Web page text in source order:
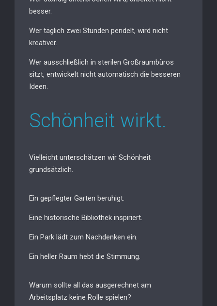
besser.
Wer täglich zwei Stunden pendelt, wird nicht
kreativer.
Wer ausschließlich in sterilen Großraumbüros
sitzt, entwickelt nicht automatisch die besseren
Ideen.
Schönheit wirkt.
Vielleicht unterschätzen wir Schönheit
grundsätzlich.
Ein gepflegter Garten beruhigt.
Eine historische Bibliothek inspiriert.
Ein Park lädt zum Nachdenken ein.
Ein heller Raum hebt die Stimmung.
Warum sollte all das ausgerechnet am
Arbeitsplatz keine Rolle spielen?